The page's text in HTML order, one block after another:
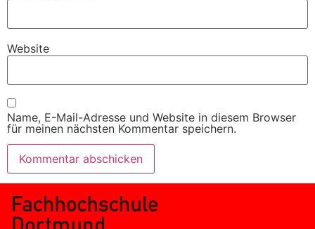
Website
Name, E-Mail-Adresse und Website in diesem Browser
für meinen nächsten Kommentar speichern.